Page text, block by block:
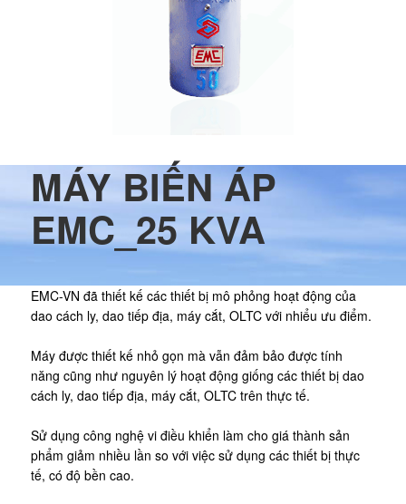
MÁY BIẾN ÁP
EMC_25 KVA
EMC-VN đã thiết kế các thiết bị mô phỏng hoạt động của
dao cách ly, dao tiếp địa, máy cắt, OLTC với nhiểu ưu điểm.
Máy được thiết kế nhỏ gọn mà vẫn đảm bảo được tính
năng cũng như nguyên lý hoạt động giống các thiết bị dao
cách ly, dao tiếp địa, máy cắt, OLTC trên thực tế.
Sử dụng công nghệ vi điều khiển làm cho giá thành sản
phẩm giảm nhiều lần so với việc sử dụng các thiết bị thực
tế, có độ bền cao.